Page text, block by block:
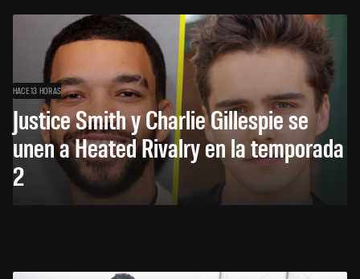
HACE 13 HORAS
Justice Smith y Charlie Gillespie se
unen a Heated Rivalry en la temporada
2